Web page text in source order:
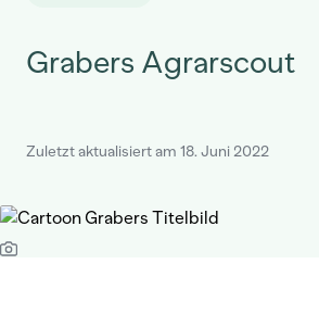
Grabers Agrarscout
Zuletzt aktualisiert am 18. Juni 2022